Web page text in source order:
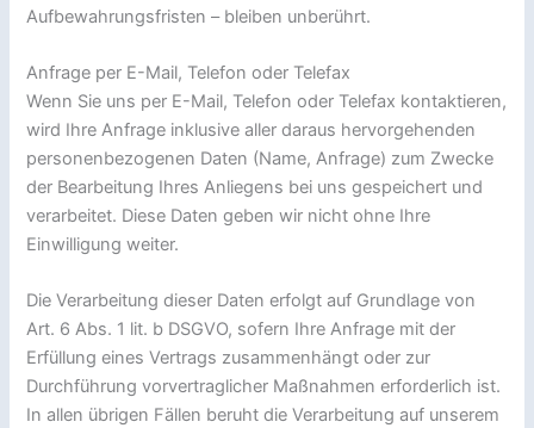
Aufbewahrungsfristen – bleiben unberührt.
Anfrage per E-Mail, Telefon oder Telefax
Wenn Sie uns per E-Mail, Telefon oder Telefax kontaktieren,
wird Ihre Anfrage inklusive aller daraus hervorgehenden
personenbezogenen Daten (Name, Anfrage) zum Zwecke
der Bearbeitung Ihres Anliegens bei uns gespeichert und
verarbeitet. Diese Daten geben wir nicht ohne Ihre
Einwilligung weiter.
Die Verarbeitung dieser Daten erfolgt auf Grundlage von
Art. 6 Abs. 1 lit. b DSGVO, sofern Ihre Anfrage mit der
Erfüllung eines Vertrags zusammenhängt oder zur
Durchführung vorvertraglicher Maßnahmen erforderlich ist.
In allen übrigen Fällen beruht die Verarbeitung auf unserem